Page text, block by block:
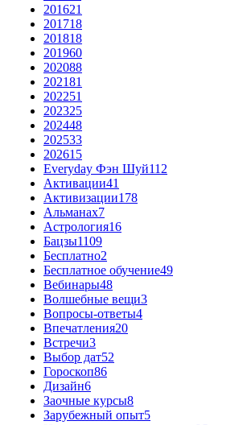
201621
201718
201818
201960
202088
202181
202251
202325
202448
202533
202615
Everyday Фэн Шуй112
Активации41
Активизации178
Альманах7
Астрология16
Бацзы1109
Бесплатно2
Бесплатное обучение49
Вебинары48
Волшебные вещи3
Вопросы-ответы4
Впечатления20
Встречи3
Выбор дат52
Гороскоп86
Дизайн6
Заочные курсы8
Зарубежный опыт5